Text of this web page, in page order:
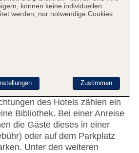
über einen Aufzug und eine
umfasst eine
einen Safe, einen
einen Getränkeautomaten. In
WLAN zur Verfügung.
Buchung von Ausflügen wird
Ein schöner Garten und ein
zum Gelände des Hauses. Zu
des Hotels zählen ein
Bibliothek. Bei einer Anreise
die Gäste dieses in einer
oder auf dem Parkplatz
Unter den weiteren
können keine individuellen
werden, nur notwendige Cookies
Zustimmen